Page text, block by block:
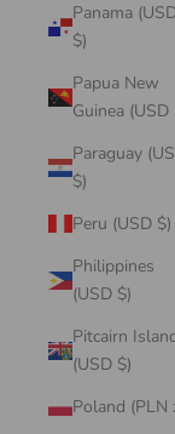
Panama
$)
Papua New
Paraguay
$)
Peru (USD $)
Philippines
(USD $)
Pitcairn
(USD $)